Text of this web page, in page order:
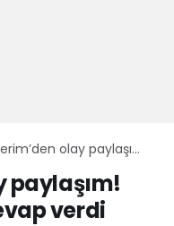
olay paylaşım!
paylaşım!
verdi